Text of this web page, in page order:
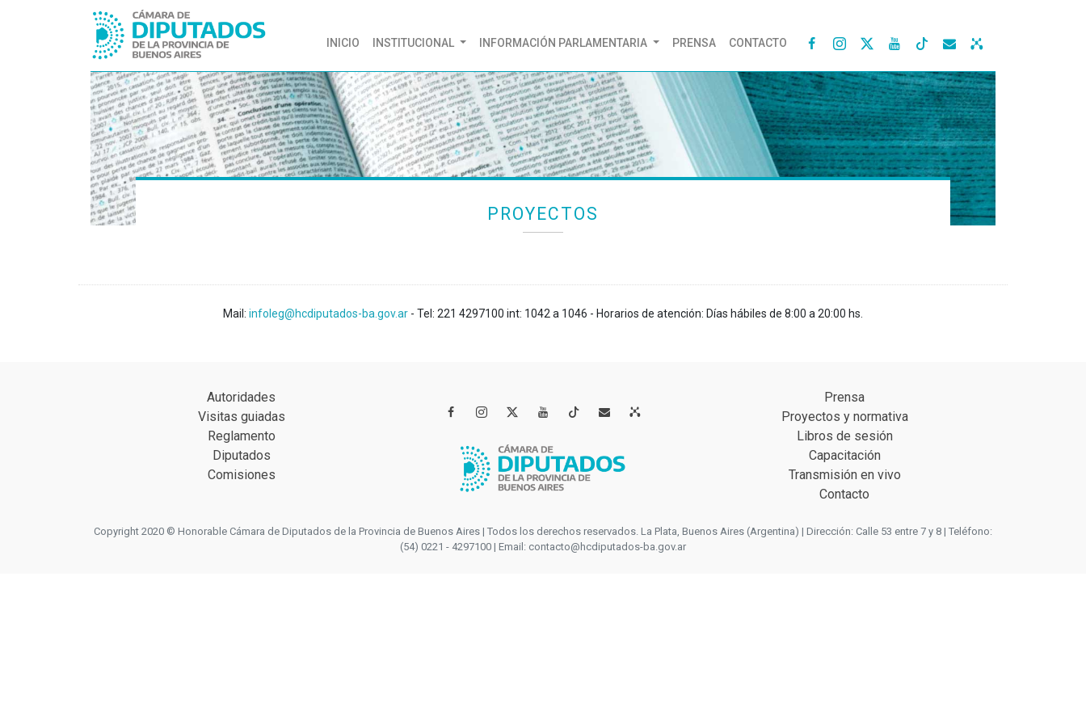
INICIO (CURRENT)
INSTITUCIONAL INFORMACIÓN PARLAMENTARIA PRENSA CONTACTO    
PROYECTOS
Mail: infoleg@hcdiputados-ba.gov.ar - Tel: 221 4297100 int: 1042 a 1046 - Horarios de atención: Días hábiles de 8:00 a 20:00 hs.
Autoridades
Visitas guiadas
Reglamento
Diputados
Comisiones
   
Prensa
Proyectos y normativa
Libros de sesión
Capacitación
Transmisión en vivo
Contacto
Copyright 2020 © Honorable Cámara de Diputados de la Provincia de Buenos Aires | Todos los derechos reservados. La Plata, Buenos Aires (Argentina) | Dirección: Calle 53 entre 7 y 8 | Teléfono:
(54) 0221 - 4297100 | Email: contacto@hcdiputados-ba.gov.ar